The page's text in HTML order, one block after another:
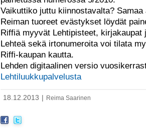
Vaikuttiko juttu kiinnostavalta?
Reiman tuoreet evästykset löydät
Riffiä myyvät Lehtipisteet,
Lehteä sekä irtonumeroita voi tilata
Riffi-kaupan kautta.
Lehden digitaalinen versio
Lehtiluukkupalvelusta
18.12.2013 Reima Saarinen